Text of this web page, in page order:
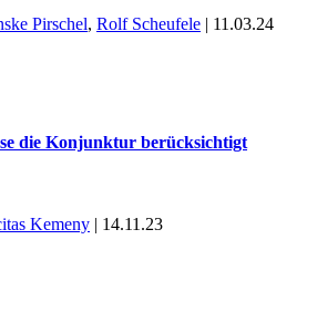
Pirschel, Rolf Scheufele | 11.03.24
die Konjunktur berücksichtigt
Kemeny | 14.11.23